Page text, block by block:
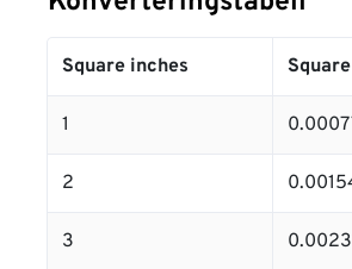
Square inches
1
2
3